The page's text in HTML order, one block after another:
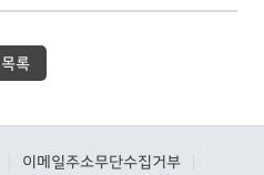
목록
이메일주소무단수집거부